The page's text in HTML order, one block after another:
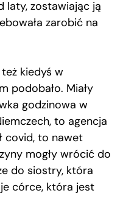
laty, zostawiając ją
zarobić na
kiedyś w
podobało. Miały
godzinowa w
to agencja
covid, to nawet
mogły wrócić do
do siostry, która
córce, która jest